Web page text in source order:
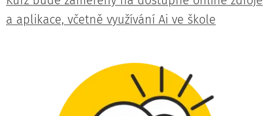
a aplikace, včetně využívání Ai ve škole